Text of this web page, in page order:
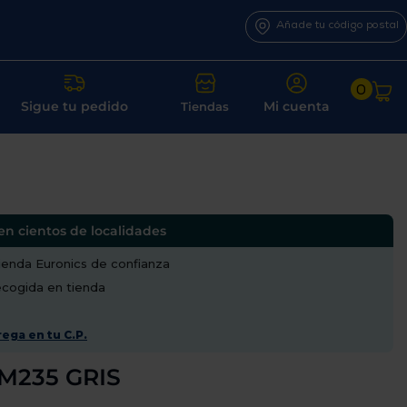
Añade tu código postal
Sigue tu pedido Tiendas Mi cuenta
0
cientos de localidades
Euronics de confianza
en tienda
en tu C.P.
GRIS